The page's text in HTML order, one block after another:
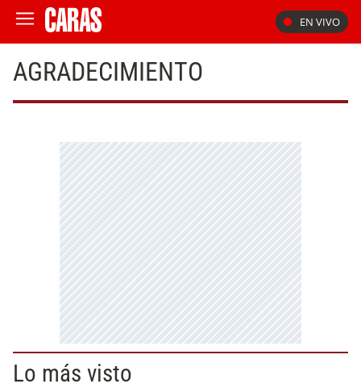
EN VIVO
AGRADECIMIENTO
Lo más visto